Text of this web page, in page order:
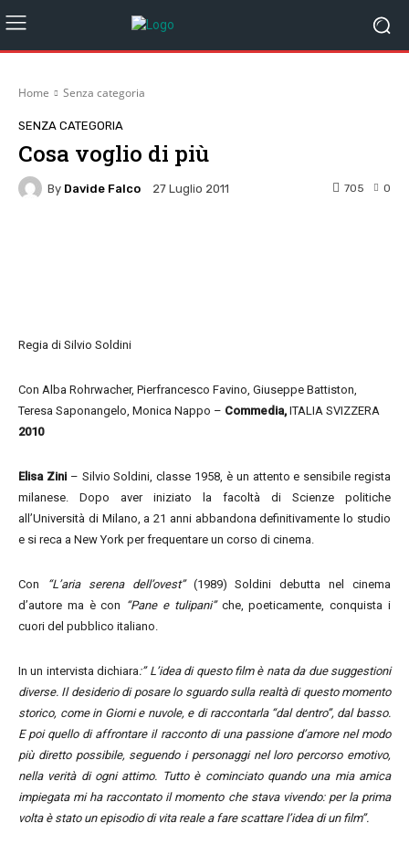
Home Senza categoria
SENZA CATEGORIA
Cosa voglio di più
By Davide Falco 27 Luglio 2011 0
705
Regia di Silvio Soldini
Con Alba Rohrwacher, Pierfrancesco Favino, Giuseppe Battiston,
Teresa Saponangelo, Monica Nappo – Commedia, ITALIA SVIZZERA
2010
Elisa Zini – Silvio Soldini, classe 1958, è un attento e sensibile regista
milanese. Dopo aver iniziato la facoltà di Scienze politiche
all’Università di Milano, a 21 anni abbandona definitivamente lo studio
e si reca a New York per frequentare un corso di cinema.
Con “L’aria serena dell’ovest”(1989) Soldini debutta nel cinema
d’autore ma è con “Pane e tulipani”che, poeticamente, conquista i
cuori del pubblico italiano.
In un intervista dichiara:” L’idea di questo film è nata da due suggestioni
diverse. Il desiderio di posare lo sguardo sulla realtà di questo momento
storico, come in Giorni e nuvole, e di raccontarla “dal dentro”, dal basso.
E poi quello di affrontare il racconto di una passione d’amore nel modo
più diretto possibile, seguendo i personaggi nel loro percorso emotivo,
nella verità di ogni attimo. Tutto è cominciato quando una mia amica
impiegata mi ha raccontato il momento che stava vivendo: per la prima
volta è stato un episodio di vita reale a fare scattare l’idea di un film”.